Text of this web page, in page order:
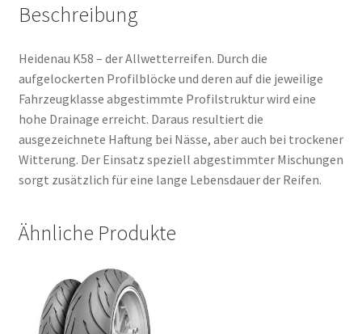
Beschreibung
Heidenau K58 – der Allwetterreifen. Durch die
aufgelockerten Profilblöcke und deren auf die jeweilige
Fahrzeugklasse abgestimmte Profilstruktur wird eine
hohe Drainage erreicht. Daraus resultiert die
ausgezeichnete Haftung bei Nässe, aber auch bei trockener
Witterung. Der Einsatz speziell abgestimmter Mischungen
sorgt zusätzlich für eine lange Lebensdauer der Reifen.
Ähnliche Produkte